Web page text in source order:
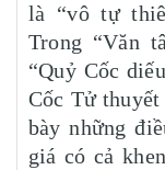
là “vô tự
Trong “Văn
“Quỷ Cốc
Cốc Tử
bày những
giá có cả